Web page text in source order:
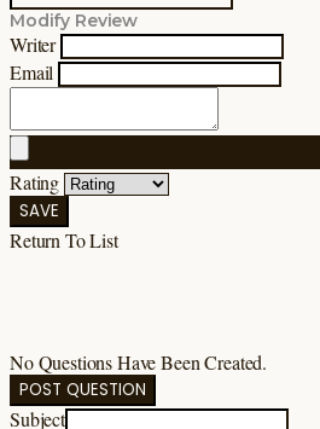
Modify Review
Writer
Email
Rating
SAVE
Return To List
No Questions Have Been Created.
POST QUESTION
Subject